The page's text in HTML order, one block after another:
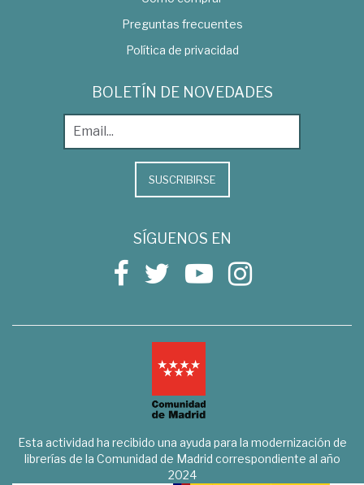
Preguntas frecuentes
Política de privacidad
BOLETÍN DE NOVEDADES
SUSCRIBIRSE
SÍGUENOS EN
Esta actividad ha recibido una ayuda para la modernización de
librerías de la Comunidad de Madrid correspondiente al año
2024